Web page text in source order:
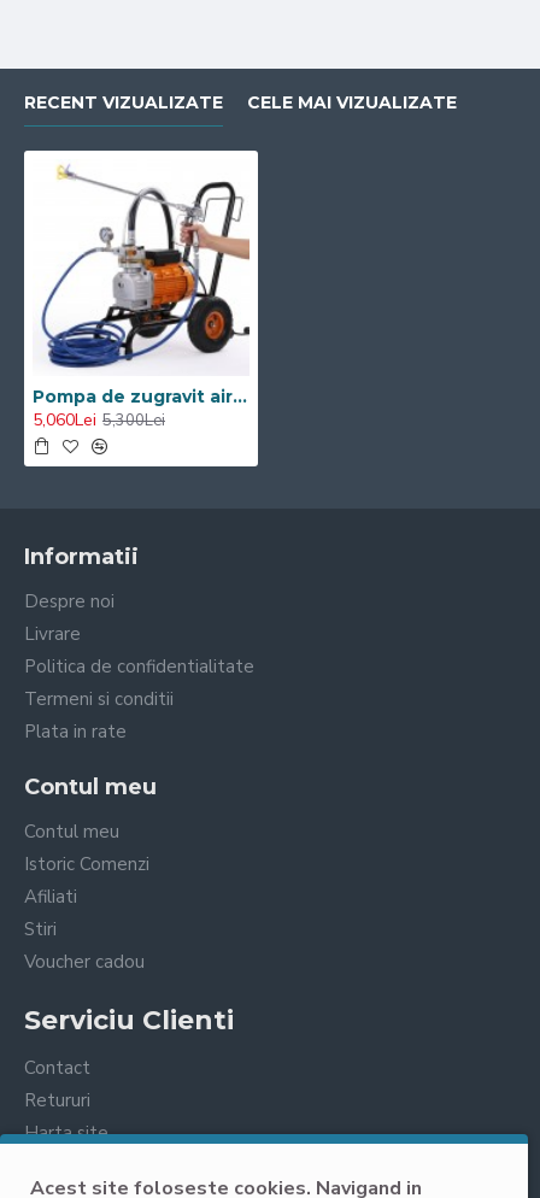
Acest site foloseste cookies. Navigand in
RECENT VIZUALIZATE CELE MAI VIZUALIZATE
Pompa de zugravit airless VISOLI 18L/MIN
5,060Lei 5,300Lei
Informatii
Despre noi
Livrare
Politica de confidentialitate
Termeni si conditii
Plata in rate
Contul meu
Contul meu
Istoric Comenzi
Afiliati
Stiri
Voucher cadou
Serviciu Clienti
Contact
Retururi
Harta site